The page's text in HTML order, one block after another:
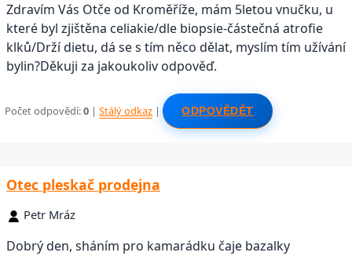
Zdravím Vás Otče od Kroměříže, mám 5letou vnučku, u
které byl zjištěna celiakie/dle biopsie-částečná atrofie
klků/Drží dietu, dá se s tím něco dělat, myslím tím užívání
bylin?Děkuji za jakoukoliv odpověď.
Počet odpovědí:0 |Stálý odkaz | ODPOVĚDĚT
Otec pleskač prodejna
Petr Mráz
Dobrý den, sháním pro kamarádku čaje bazalky